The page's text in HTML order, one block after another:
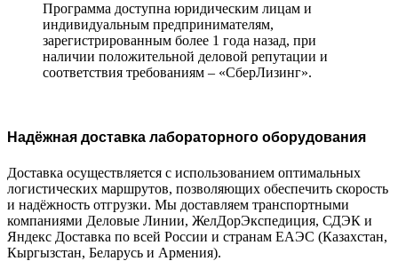
Программа доступна юридическим лицам и
индивидуальным предпринимателям,
зарегистрированным более 1 года назад, при
наличии положительной деловой репутации и
соответствия требованиям – «СберЛизинг».
Надёжная доставка лабораторного оборудования
Доставка осуществляется с использованием оптимальных
логистических маршрутов, позволяющих обеспечить скорость
и надёжность отгрузки. Мы доставляем транспортными
компаниями Деловые Линии, ЖелДорЭкспедиция, СДЭК и
Яндекс Доставка по всей России и странам ЕАЭС (Казахстан,
Кыргызстан, Беларусь и Армения).